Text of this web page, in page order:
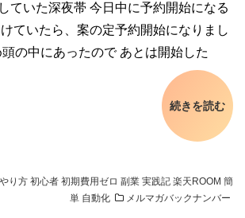
ていた深夜帯 今日中に予約開始になる
ていたら、案の定予約開始になりまし
中にあったので あとは開始した
続きを読む
やり方 初心者 初期費用ゼロ 副業 実践記 楽天ROOM 簡
単 自動化 メルマガバックナンバー